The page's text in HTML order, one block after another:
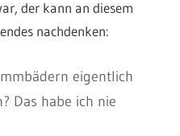
der kann an diesem
nachdenken:
eigentlich
Das habe ich nie